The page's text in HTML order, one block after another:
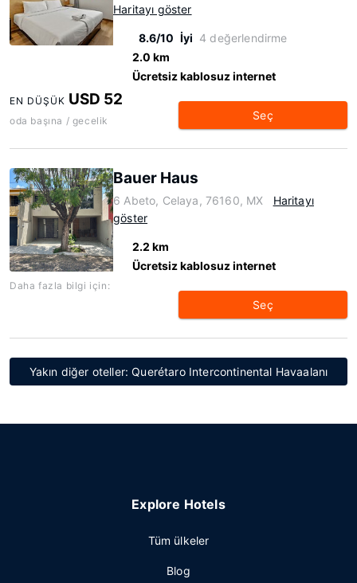
Haritayı göster
8.6/10 İyi 4 değerlendirme
2.0 km
Ücretsiz kablosuz internet
EN DÜŞÜK USD 52
oda başına / gecelik Seç
Bauer Haus
6 Abeto, Celaya, 76160, MX
Haritayı
göster
2.2 km
Ücretsiz kablosuz internet
Daha fazla bilgi için:
Seç
Yakın diğer oteller: Querétaro Intercontinental Havaalanı
Explore Hotels
Tüm ülkeler
Blog